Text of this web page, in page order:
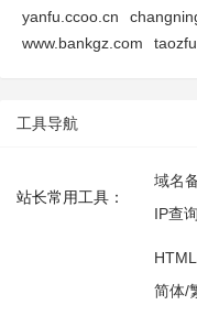
yanfu.ccoo.cn
www.bankgz.com
工具导航
站长常用工具：
域名
IP查询
简体/